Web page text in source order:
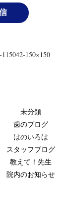
150×150
未分類
歯のブログ
はのいろは
スタッフブログ
教えて！先生
院内のお知らせ